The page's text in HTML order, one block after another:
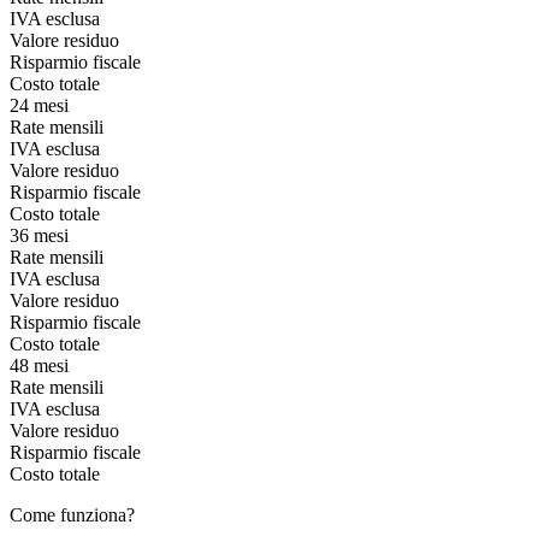
IVA esclusa
Valore residuo
Risparmio fiscale
Costo totale
24 mesi
Rate mensili
IVA esclusa
Valore residuo
Risparmio fiscale
Costo totale
36 mesi
Rate mensili
IVA esclusa
Valore residuo
Risparmio fiscale
Costo totale
48 mesi
Rate mensili
IVA esclusa
Valore residuo
Risparmio fiscale
Costo totale
Come funziona?